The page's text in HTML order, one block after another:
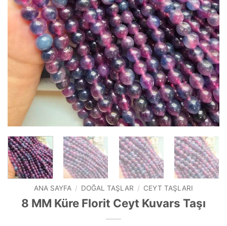
ANA SAYFA / DOĞAL TAŞLAR / CEYT TAŞLARI
8 MM Küre Florit Ceyt Kuvars Taşı